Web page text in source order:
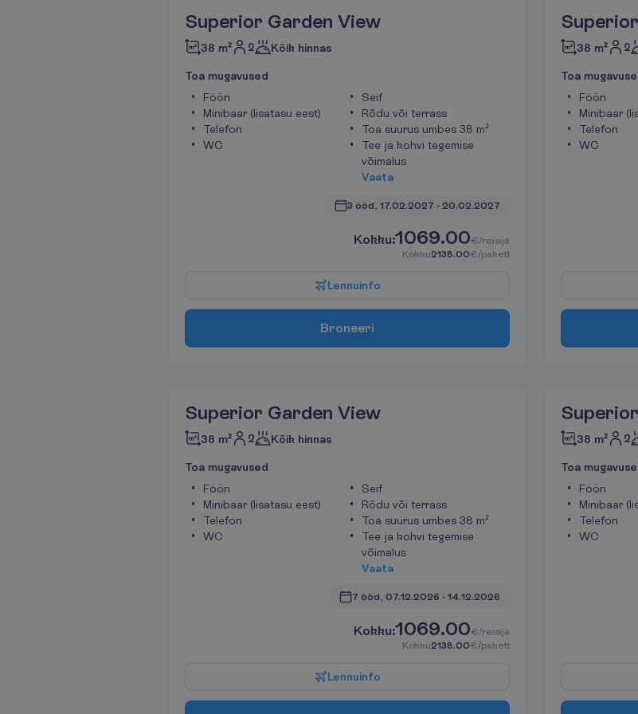
Superior Garden View
38 m² 2 Kõik hinnas
Toa mugavused
Föön
Minibaar (lisatasu eest)
Telefon
WC
Seif
Rõdu või terrass
Toa suurus umbes 38 m²
Tee ja kohvi tegemise
võimalus
Vaata
3 ööd, 17.02.2027 - 20.02.2027
Kokku:1069.00€/reisija
Kokku2138.00€/pakett
Lennuinfo
Broneeri
38 m² 2
Toa mugavuse
Föön
Minibaar
Telefon
WC
Superior Garden View
38 m² 2 Kõik hinnas
Toa mugavused
Föön
Minibaar (lisatasu eest)
Telefon
WC
Seif
Rõdu või terrass
Toa suurus umbes 38 m²
Tee ja kohvi tegemise
võimalus
Vaata
7 ööd, 07.12.2026 - 14.12.2026
Kokku:1069.00€/reisija
Kokku2138.00€/pakett
Lennuinfo
38 m² 2
Toa mugavuse
Föön
Minibaar
Telefon
WC